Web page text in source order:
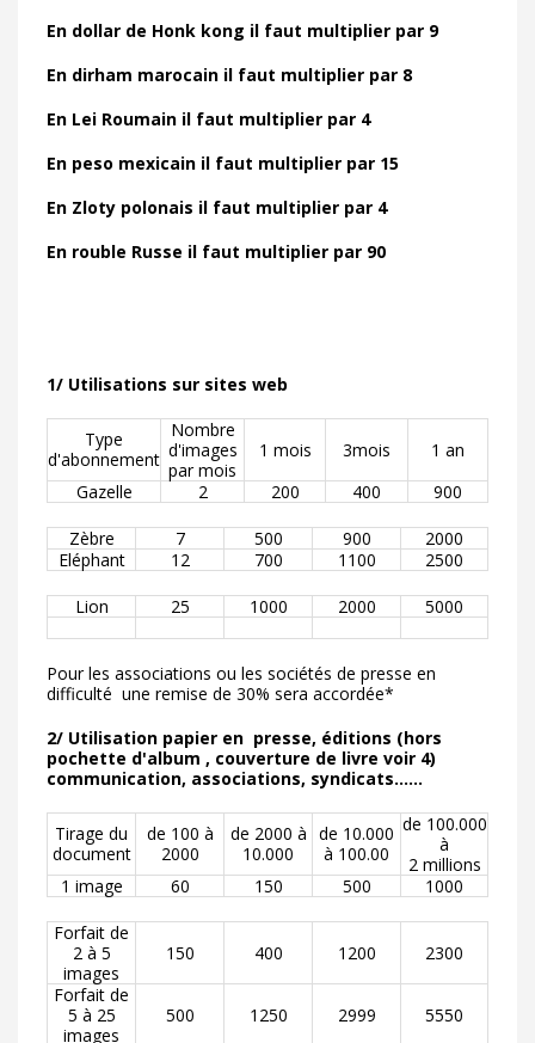
En dollar de Honk kong il faut multiplier par 9
En dirham marocain il faut multiplier par 8
En Lei Roumain il faut multiplier par 4
En peso mexicain il faut multiplier par 15
En Zloty polonais il faut multiplier par 4
En rouble Russe il faut multiplier par 90
1/ Utilisations sur sites web
Type
d'abonnement
Nombre
d'images
par mois
1 mois 3mois
1 an
Gazelle
2 200 400 900
Zèbre 7 500 900
2000
Eléphant
12 700 1100 2500
Lion 25 1000 2000 5000
Pour les associations ou les sociétés de presse en
difficulté une remise de 30% sera accordée*
2/ Utilisation papier en presse, éditions (hors
pochette d'album , couverture de livre voir 4)
communication, associations, syndicats......
Tirage du
document
de 100 à
2000
de 2000 à
10.000
de 10.000
à 100.00
de 100.000
à
2 millions
1 image
60 150 500 1000
Forfait de
2 à 5
images
150 400 1200
2300
Forfait de
5 à 25
images
500 1250 2999 5550